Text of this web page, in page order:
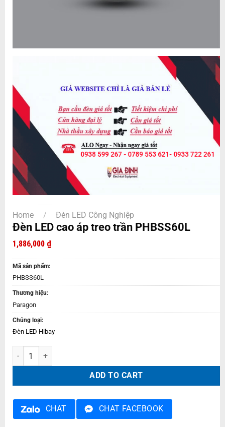
Home / Đèn LED Công Nghiệp
Đèn LED cao áp treo trần PHBSS60L
1,886,000 ₫
Mã sản phẩm:
PHBSS60L
Thương hiệu:
Paragon
Chủng loại:
Đèn LED Hibay
Đèn LED cao áp treo trần PHBSS60L quantity
ADD TO CART
CHAT CHAT FACEBOOK